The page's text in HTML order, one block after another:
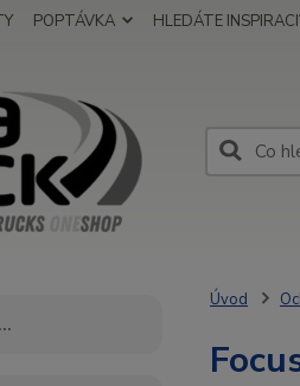
POPTÁVKA HLEDÁTE
Úvod